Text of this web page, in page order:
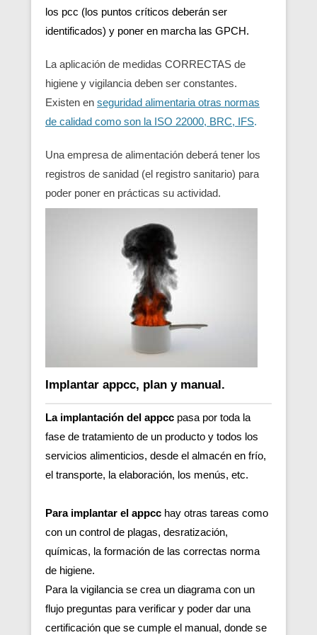
los pcc (los puntos críticos deberán ser
identificados) y poner en marcha las GPCH.
La aplicación de medidas CORRECTAS de
higiene y vigilancia deben ser constantes.
Existen en seguridad alimentaria otras normas
de calidad como son la ISO 22000, BRC, IFS.
Una empresa de alimentación deberá tener los
registros de sanidad (el registro sanitario) para
poder poner en prácticas su actividad.
Implantar appcc, plan y manual.
La implantación del appcc pasa por toda la
fase de tratamiento de un producto y todos los
servicios alimenticios, desde el almacén en frío,
el transporte, la elaboración, los menús, etc.
Para implantar el appcc hay otras tareas como
con un control de plagas, desratización,
químicas, la formación de las correctas norma
de higiene.
Para la vigilancia se crea un diagrama con un
flujo preguntas para verificar y poder dar una
certificación que se cumple el manual, donde se